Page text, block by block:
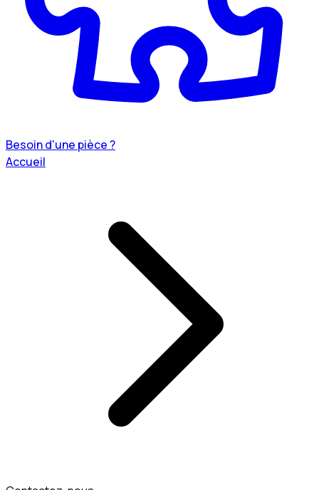
Besoin d'une pièce ?
Accueil